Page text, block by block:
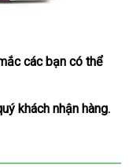
nơi
các bạn mới
có thể
khách nhận hàng.